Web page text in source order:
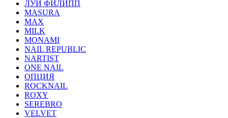
ЛУИ ФИЛИПП
MASURA
MAX
MILK
MONAMI
NAIL REPUBLIC
NARTIST
ONE NAIL
ОПЦИЯ
ROCKNAIL
ROXY
SEREBRO
VELVET